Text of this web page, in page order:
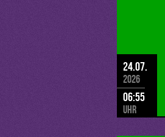
24.07.
2026
06:55
Uhr